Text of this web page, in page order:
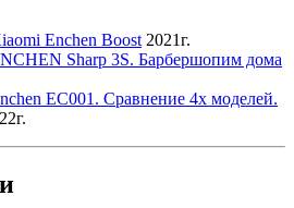
Enchen Boost 2021г.
Sharp 3S. Барбершопим дома
EC001. Сравнение 4х моделей.